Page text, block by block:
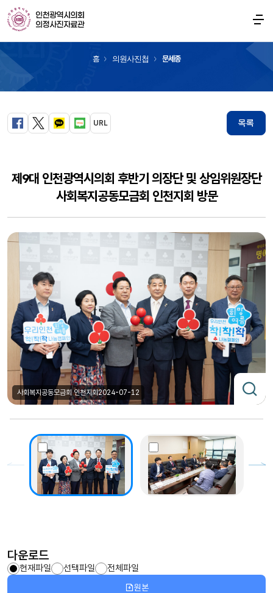
홈 의원사진첩 문세종
페이스북
트위터카카오톡블로그
URL 목록
제9대 인천광역시의회 후반기 의장단 및 상임위원장단
사회복지공동모금회 인천지회 방문
사회복지공동모금회 인천지회2024-07-12
다운로드
현재파일 선택파일 전체파일
원본